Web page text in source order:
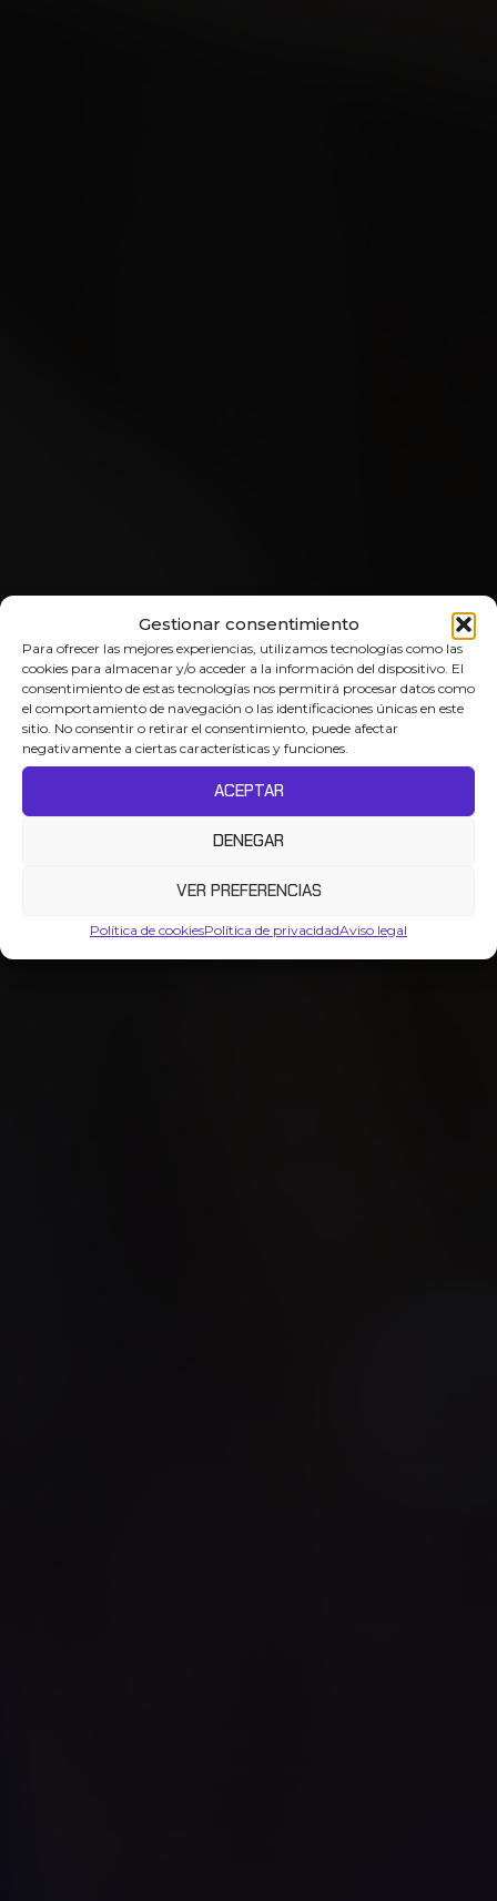
Gestionar consentimiento
Para ofrecer las mejores experiencias, utilizamos tecnologías como las
cookies para almacenar y/o acceder a la información del dispositivo. El
consentimiento de estas tecnologías nos permitirá procesar datos como
el comportamiento de navegación o las identificaciones únicas en este
sitio. No consentir o retirar el consentimiento, puede afectar
negativamente a ciertas características y funciones.
ACEPTAR
DENEGAR
VER PREFERENCIAS
Política de cookiesPolítica de privacidadAviso legal